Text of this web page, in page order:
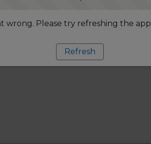
wrong. Please try refreshing the app
Refresh